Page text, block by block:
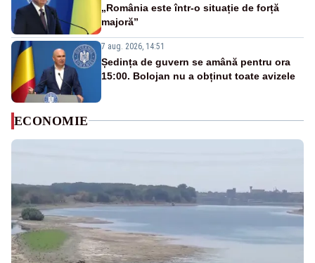
„România este într-o situație de forță
majoră”
7 aug. 2026, 14:51
Ședința de guvern se amână pentru ora
15:00. Bolojan nu a obținut toate avizele
ECONOMIE